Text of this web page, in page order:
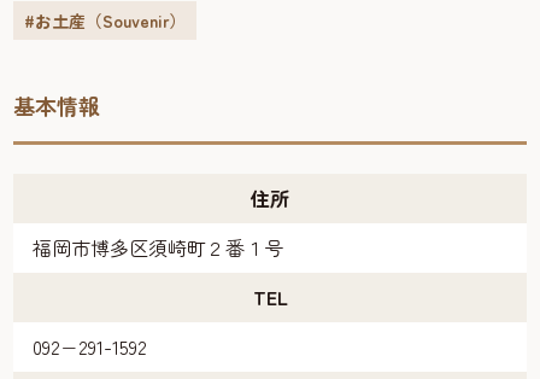
#お土産（Souvenir）
基本情報
住所
福岡市博多区須崎町２番１号
TEL
092−291-1592